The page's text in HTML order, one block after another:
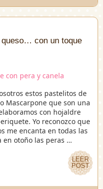
con un toque
estos pastelitos de
Mascarpone que son una
con hojaldre
Yo reconozco que
me encanta en todas las
en otoño las peras …
LEER
POST
LEER
POST